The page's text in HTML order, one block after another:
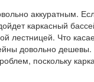
аккуратным.
каркасный
лестницей. Что
довольно
поскольку